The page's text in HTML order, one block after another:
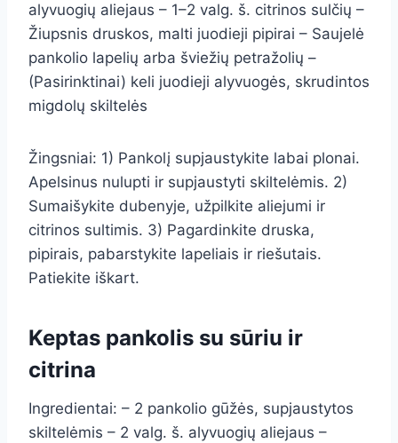
alyvuogių aliejaus – 1–2 valg. š. citrinos sulčių –
Žiupsnis druskos, malti juodieji pipirai – Saujelė
pankolio lapelių arba šviežių petražolių –
(Pasirinktinai) keli juodieji alyvuogės, skrudintos
migdolų skiltelės
Žingsniai: 1) Pankolį supjaustykite labai plonai.
Apelsinus nulupti ir supjaustyti skiltelėmis. 2)
Sumaišykite dubenyje, užpilkite aliejumi ir
citrinos sultimis. 3) Pagardinkite druska,
pipirais, pabarstykite lapeliais ir riešutais.
Patiekite iškart.
Keptas pankolis su sūriu ir
citrina
Ingredientai: – 2 pankolio gūžės, supjaustytos
skiltelėmis – 2 valg. š. alyvuogių aliejaus –